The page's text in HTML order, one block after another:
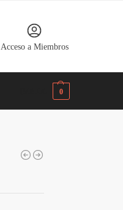
Acceso a Miembros
0